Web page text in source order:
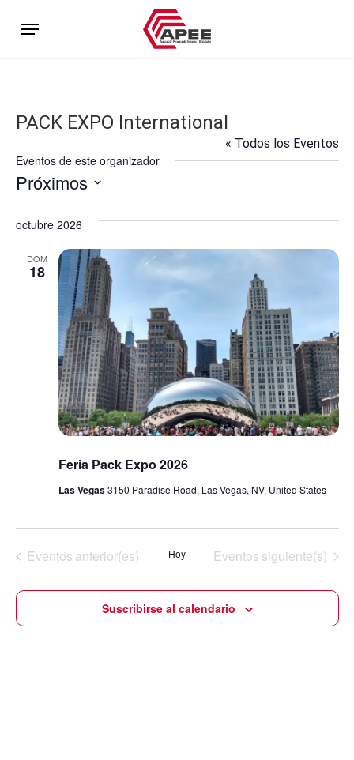
main
Menu
PACK EXPO International
« Todos los Eventos
Eventos de este organizador
Próximos
fecha.
octubre 2026
DOM
18
Feria Pack Expo 2026
Las Vegas3150 Paradise Road, Las Vegas, NV, United States
Eventosanterior(es) Hoy Eventossiguiente(s)
Suscribirse al calendario